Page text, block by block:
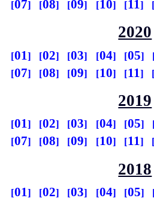
07 08 09 10 11
2020
01 02 03 04 05
07
08 09 10 11
2019
01 02 03 04 05
07
08 09 10 11
2018
01 02 03 04 05